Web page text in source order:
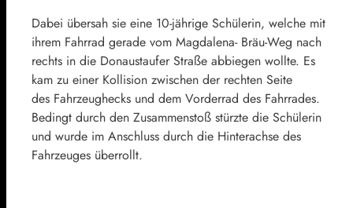
Dabei übersah sie eine 10-jährige Schülerin, welche mit
ihrem Fahrrad gerade vom Magdalena- Bräu-Weg nach
rechts in die Donaustaufer Straße abbiegen wollte. Es
kam zu einer Kollision zwischen der rechten Seite
des Fahrzeughecks und dem Vorderrad des Fahrrades.
Bedingt durch den Zusammenstoß stürzte die Schülerin
und wurde im Anschluss durch die Hinterachse des
Fahrzeuges überrollt.